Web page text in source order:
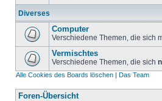
Diverses
Computer
Verschiedene Themen, die sich
Vermischtes
Verschiedene Themen, die sich
Alle Cookies des Boards löschen | Das Team
Foren-Übersicht